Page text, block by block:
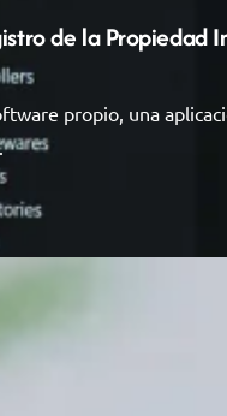
de la
propio, una